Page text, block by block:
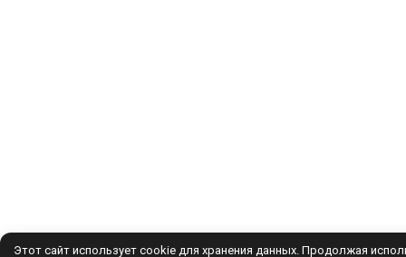
Этот сайт использует cookie для хранения данных. Продолжая